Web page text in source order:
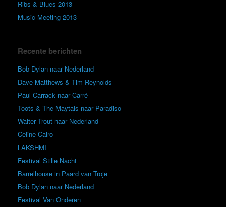
Ribs & Blues 2013
Music Meeting 2013
Recente berichten
Bob Dylan naar Nederland
Dave Matthews & Tim Reynolds
Paul Carrack naar Carré
Toots & The Maytals naar Paradiso
Walter Trout naar Nederland
Celine Cairo
LAKSHMI
Festival Stille Nacht
Barrelhouse in Paard van Troje
Bob Dylan naar Nederland
Festival Van Onderen